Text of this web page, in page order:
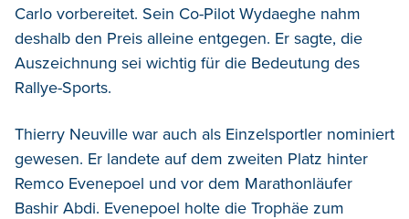
Carlo vorbereitet. Sein Co-Pilot Wydaeghe nahm
deshalb den Preis alleine entgegen. Er sagte, die
Auszeichnung sei wichtig für die Bedeutung des
Rallye-Sports.
Thierry Neuville war auch als Einzelsportler nominiert
gewesen. Er landete auf dem zweiten Platz hinter
Remco Evenepoel und vor dem Marathonläufer
Bashir Abdi. Evenepoel holte die Trophäe zum